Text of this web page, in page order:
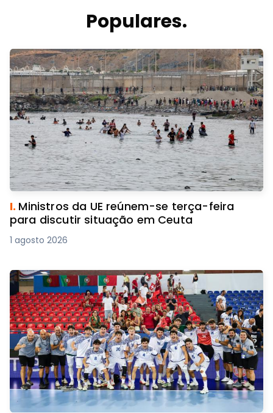
Populares.
I. Ministros da UE reúnem-se terça-feira
para discutir situação em Ceuta
1 agosto 2026